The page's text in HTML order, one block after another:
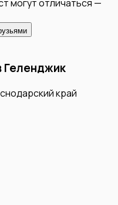
могут отличаться —
Геленджик
край